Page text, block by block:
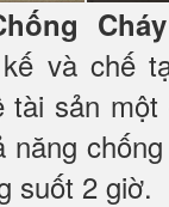
Cháy
và chế
tài sản
năng
suốt 2 giờ.